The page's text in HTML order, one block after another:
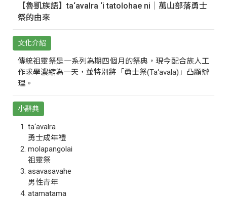
【魯凱族語】ta‘avalra ‘i tatolohae ni｜萬山部落勇士
祭的由來
文化介紹
傳統祖靈祭是一系列為期四個月的祭典，現今配合族人工
作求學濃縮為一天，並特別將「勇士祭(Ta‘avala)」凸顯辦
理。
小辭典
ta‘avalra
勇士成年禮
molapangolai
祖靈祭
asavasavahe
男性青年
atamatama